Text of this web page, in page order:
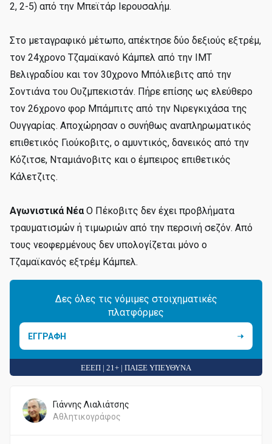
2, 2-5) από την Μπεϊτάρ Ιερουσαλήμ.
Στο μεταγραφικό μέτωπο, απέκτησε δύο δεξιούς εξτρέμ,
τον 24χρονο Τζαμαϊκανό Κάμπελ από την ΙMT
Βελιγραδίου και τον 30χρονο Μπόλιεβιτς από την
Σοντιάνα του Ουζμπεκιστάν. Πήρε επίσης ως ελεύθερο
τον 26χρονο φορ Μπάμπιτς από την Νιρεγκιχάσα της
Ουγγαρίας. Αποχώρησαν ο συνήθως αναπληρωματικός
επιθετικός Γιούκοβιτς, ο αμυντικός, δανεικός από την
Κόζιτσε, Νταμιάνοβιτς και ο έμπειρος επιθετικός
Κάλετζιτς.
Αγωνιστικά ΝέαΟ Πέκοβιτς δεν έχει προβλήματα
τραυματισμών ή τιμωριών από την περσινή σεζόν. Από
τους νεοφερμένους δεν υπολογίζεται μόνο ο
Τζαμαϊκανός εξτρέμ Κάμπελ.
Δες όλες τις νόμιμες στοιχηματικές
πλατφόρμες
ΕΓΓΡΑΦΗ
ΕΕΕΠ | 21+ | ΠΑΙΞΕ ΥΠΕΥΘΥΝΑ
Γιάννης Λιαλιάτσης
Αθλητικογράφος